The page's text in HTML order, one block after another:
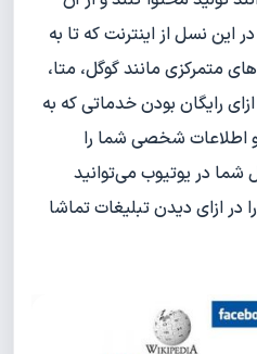
این نسل از اینترنت که تا به
متمرکزی مانند گوگل، متا،
رایگان بودن خدماتی که به
و اطلاعات شخصی شما را
شما در یوتیوب می‌توانید
ازای دیدن تبلیغات تماشا